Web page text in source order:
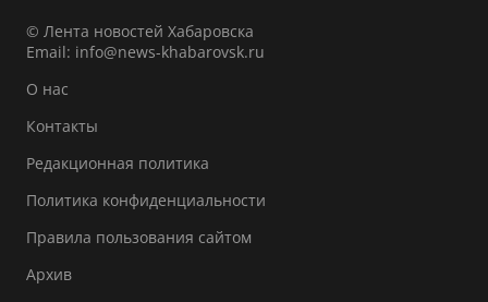
© Лента новостей Хабаровска
Email: info@news-khabarovsk.ru
О нас
Контакты
Редакционная политика
Политика конфиденциальности
Правила пользования сайтом
Архив